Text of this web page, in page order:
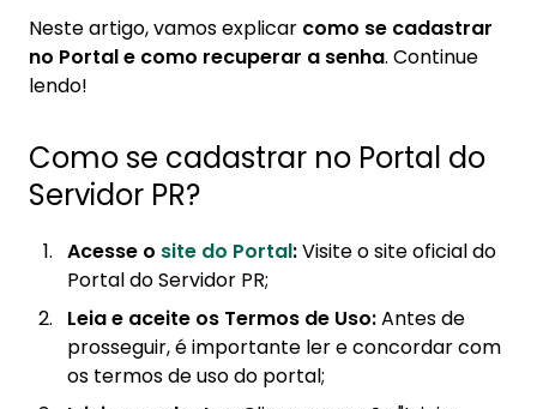
Neste artigo, vamos explicar como se cadastrar
no Portal e como recuperar a senha. Continue
lendo!
Como se cadastrar no Portal do
Servidor PR?
Acesse o site do Portal:Visite o site oficial do
Portal do Servidor PR;
Leia e aceite os Termos de Uso:Antes de
prosseguir, é importante ler e concordar com
os termos de uso do portal;